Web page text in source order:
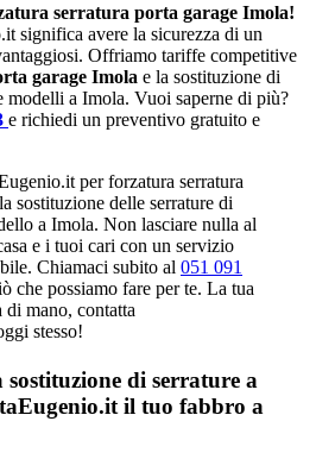
serratura porta garage Imola!
significa avere la sicurezza di un
Offriamo tariffe competitive
garage Imola e la sostituzione di
modelli a Imola. Vuoi saperne di più?
e richiedi un preventivo gratuito e
per forzatura serratura
sostituzione delle serrature di
a Imola. Non lasciare nulla al
e i tuoi cari con un servizio
Chiamaci subito al 051 091
che possiamo fare per te. La tua
di mano, contatta
stesso!
di serrature a
il tuo fabbro a